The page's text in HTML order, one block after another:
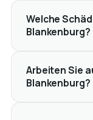
Welche
Blankenburg?
Arbeiten Sie
Blankenburg?